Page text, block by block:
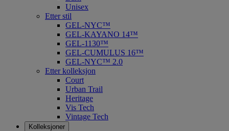
Unisex
Etter stil
GEL-NYC™
GEL-KAYANO 14™
GEL-1130™
GEL-CUMULUS 16™
GEL-NYC™ 2.0
Etter kolleksjon
Court
Urban Trail
Heritage
Vis Tech
Vintage Tech
Kolleksjoner